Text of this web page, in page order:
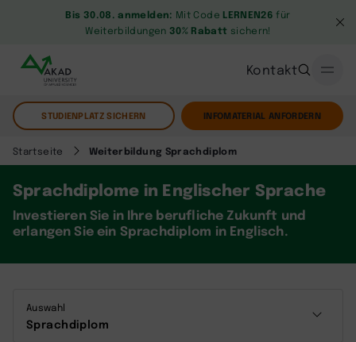
Bis 30.08. anmelden: Mit Code LERNEN26 für
Weiterbildungen 30% Rabatt sichern!
Kontakt
STUDIENPLATZ SICHERN INFOMATERIAL ANFORDERN
Startseite Weiterbildung Sprachdiplom
Sprachdiplome in Englischer Sprache
Investieren Sie in Ihre berufliche Zukunft und
erlangen Sie ein Sprachdiplom in Englisch.
Auswahl
Sprachdiplom